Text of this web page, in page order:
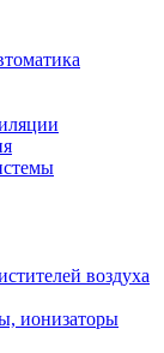
воздуха
ионизаторы